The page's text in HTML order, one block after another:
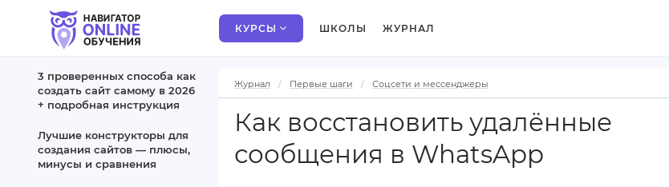
КУРСЫ ШКОЛЫ ЖУРНАЛ
Журнал Первые шаги Соцсети и мессенджеры
Как восстановить удалённые
сообщения в WhatsApp
3 проверенных способа как
создать сайт самому в 2026
+ подробная инструкция
Лучшие конструкторы для
создания сайтов — плюсы,
минусы и сравнения